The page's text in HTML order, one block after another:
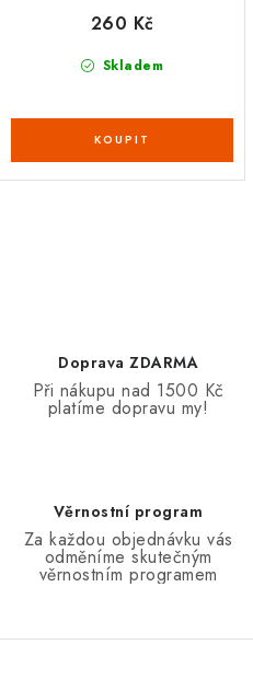
Skladem
260 Kč
ý
Doprava ZDARMA
Při nákupu nad 1500 Kč
platíme dopravu my!
Věrnostní program
Za každou objednávku vás
odměníme skutečným
věrnostním programem